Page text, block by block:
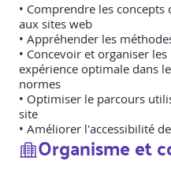
• Comprendre les
aux sites web
• Appréhender les
• Concevoir et organiser
expérience optimale dans
normes
• Optimiser le parcours
site
• Améliorer l'accessibilité
Organisme et